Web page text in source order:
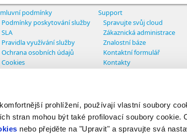
prohlížení, používají vlastní soubory
stran mohou být také profilovací soubory cookie.
nebo přejděte na "Upravit" a spravujte svá
podmínky
Podmínky poskytování služby
SLA
Pravidla využívání služby
Ochrana osobních údajů
Cookies
Support
Spravujte svůj cloud
Zákaznická administrace
Znalostní báze
Kontaktní formulář
Kontakty
rights reserved